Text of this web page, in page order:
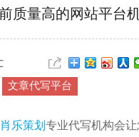
质量高的网站平台
文章代写平台
肖乐策划 专业代写机构会让